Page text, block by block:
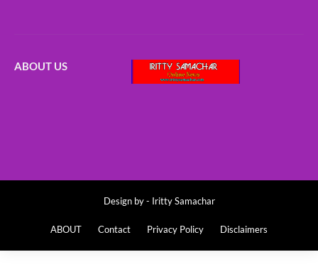
ABOUT US
Design by - Iritty Samachar
ABOUT Contact Privacy Policy Disclaimers